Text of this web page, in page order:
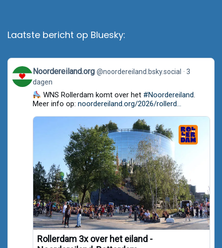
Laatste bericht op Bluesky:
View
post
by
Noordereiland.org
Bluesky
Noordereiland.org @noordereiland.bsky.social
3
dagen
WNS Rollerdam komt over het #Noordereiland.
Meer info op: noordereiland.org/2026/rollerd...
Rollerdam 3x over het eiland -